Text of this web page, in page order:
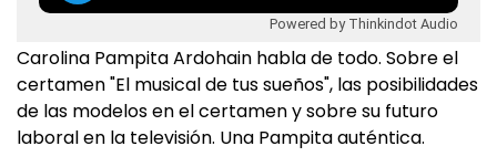
Powered by Thinkindot Audio
Carolina Pampita Ardohain habla de todo. Sobre el
certamen "El musical de tus sueños", las posibilidades
de las modelos en el certamen y sobre su futuro
laboral en la televisión. Una Pampita auténtica.